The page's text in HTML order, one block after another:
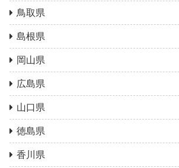
鳥取県
島根県
岡山県
広島県
山口県
徳島県
香川県